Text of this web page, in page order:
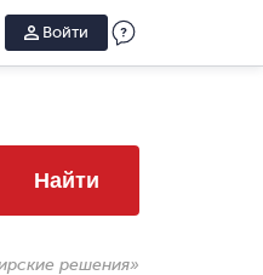
Войти
Найти
решения»